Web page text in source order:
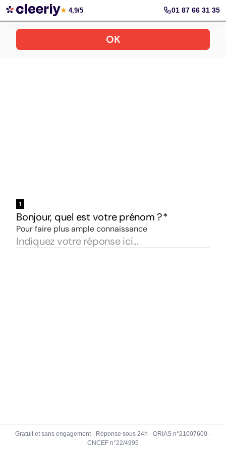
Votre simulation gratuite et personnalisée
★ 4,9/5 01 87 66 31 35
Gratuit et sans engagement · Réponse sous 24h · ORIAS n°21007600 ·
CNCEF n°22/4995